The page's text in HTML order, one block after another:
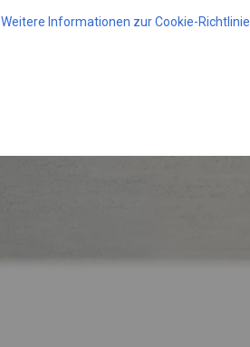
Weitere Informationen zur Cookie-Richtlinie